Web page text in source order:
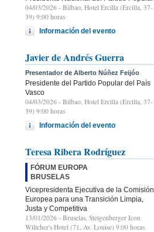
04/03/2026 - Bilbao, Hotel Ercilla (Ercilla, 37-
39) 9:00 horas
Información del evento
Javier de Andrés Guerra
Presentador de Alberto Núñez Feijóo
Presidente del Partido Popular del País
Vasco
04/03/2026 - Bilbao, Hotel Ercilla (Ercilla, 37-
39) 9:00 horas
Información del evento
Teresa Ribera Rodríguez
FÓRUM EUROPA
BRUSELAS
Vicepresidenta Ejecutiva de la Comisión
Europea para una Transición Limpia,
Justa y Competitiva
13/01/2026 - Bruselas, Steigenberger Icon
Wiltcher's Hotel (71, Av. Louise) 9:00 horas